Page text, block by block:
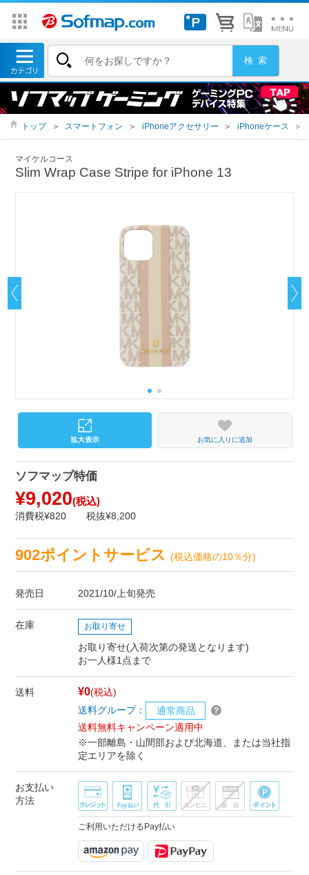
トップ ＞ スマートフォン ＞ iPhoneアクセサリー ＞ iPhoneケース ＞
マイケルコース
Slim Wrap Case Stripe for iPhone 13
お気に入りに追加
ソフマップ特価
¥9,020(税込)
消費税¥820 税抜¥8,200
902ポイントサービス(税込価格の10％分)
発売日 2021/10/上旬発売
在庫 お取り寄せ
お取り寄せ(入荷次第の発送となります)
お一人様1点まで
送料 ¥0(税込)
送料グループ：
通常商品
送料無料キャンペーン適用中
※一部離島・山間部および北海道、または当社指
定エリアを除く
お支払い
方法
ご利用いただけるPay払い